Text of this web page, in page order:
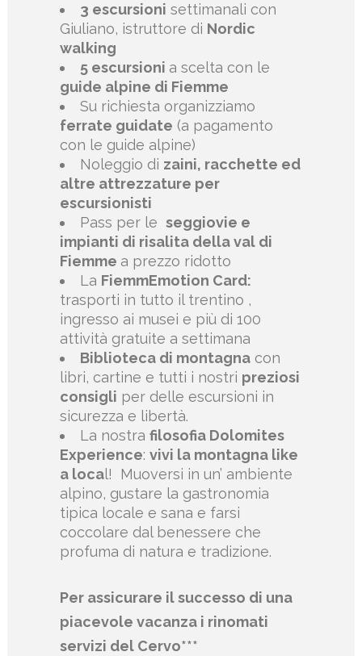
3 escursioni settimanali con
Giuliano, istruttore di Nordic
walking
5 escursioni a scelta con le
guide alpine di Fiemme
Su richiesta organizziamo
ferrate guidate (a pagamento
con le guide alpine)
Noleggio di zaini, racchette ed
altre attrezzature per
escursionisti
Pass per le seggiovie e
impianti di risalita della val di
Fiemme a prezzo ridotto
La FiemmEmotion Card:
trasporti in tutto il trentino ,
ingresso ai musei e più di 100
attività gratuite a settimana
Biblioteca di montagna con
libri, cartine e tutti i nostri preziosi
consigli per delle escursioni in
sicurezza e libertà.
La nostra filosofia Dolomites
Experience: vivi la montagna like
a local!
Muoversi in un’ ambiente
alpino, gustare la gastronomia
tipica locale e sana e farsi
coccolare dal benessere che
profuma di natura e tradizione.
Per assicurare il successo di una
piacevole vacanza i rinomati
servizi del Cervo***